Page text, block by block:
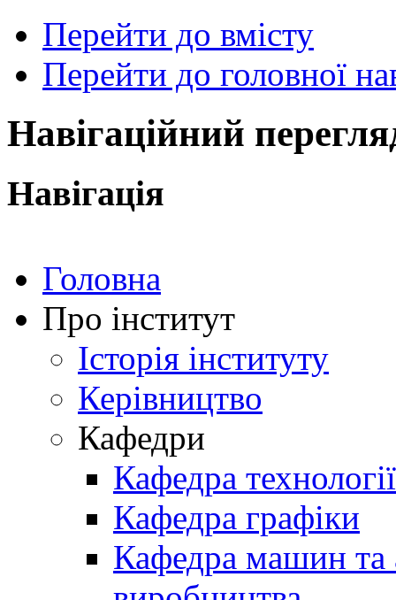
Перейти до вмісту
Перейти до головної
Навігаційний
Навігація
Головна
Про інститут
Історія інституту
Керівництво
Кафедри
Кафедра
Кафедра графіки
Кафедра машин та